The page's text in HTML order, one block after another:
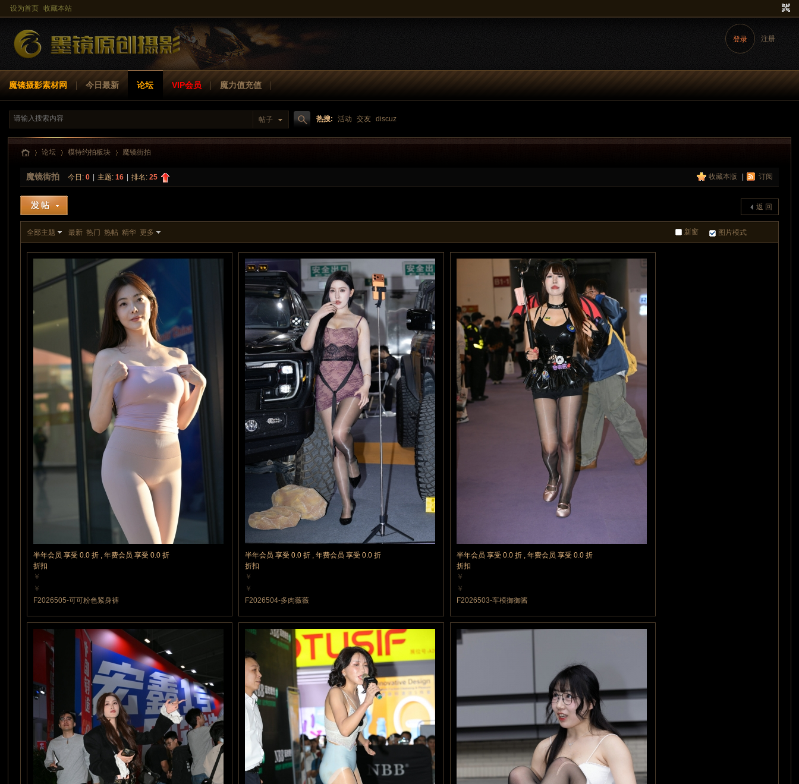
设为首页 收藏本站
注册
登录
魔镜摄影素材网 今日最新 论坛 VIP会员 魔力值充值
魔镜私拍视 魔镜-碧玉 魔镜-千雪 魔镜-芝芝 魔镜-可儿 魔镜-曼曼 魔镜-玲玲 模特一筒 魔镜-盛夏 Autumn 视频专区
模特约拍板 私房Show
链接失效
版块导航
帖子
搜
索
热搜: 活动 交友 discuz
»
论坛
›
模特约拍板块 魔镜街拍
收藏本版 订阅
魔镜街拍 今日:0 主题:16 排名:25
返 回
新窗
全部主题 最新 热门 热帖 精华 更多 图片模式
半年会员 享受 0.0 折 , 年费会员 享受 0.0 折
折扣
￥
5 魔力值
￥
5 魔力值
F2026505-可可粉色紧身裤
半年会员 享受 0.0 折 , 年费会员 享受 0.0 折
折扣
￥
5 魔力值
￥
5 魔力值
F2026504-多肉薇薇
半年会员 享受 0.0 折 , 年费会员 享受 0.0 折
折扣
￥
5 魔力值
￥
5 魔力值
F2026503-车模御御酱